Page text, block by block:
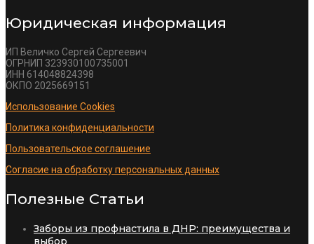
Юридическая информация
ИП Величко Сергей Сергеевич
ОГРНИП 323930100735001
ИНН 614048824398
ОКПО 2025669151
Использование Cookies
Политика конфиденциальности
Пользовательское соглашение
Согласие на обработку персональных данных
Полезные Статьи
Заборы из профнастила в ДНР: преимущества и
выбор